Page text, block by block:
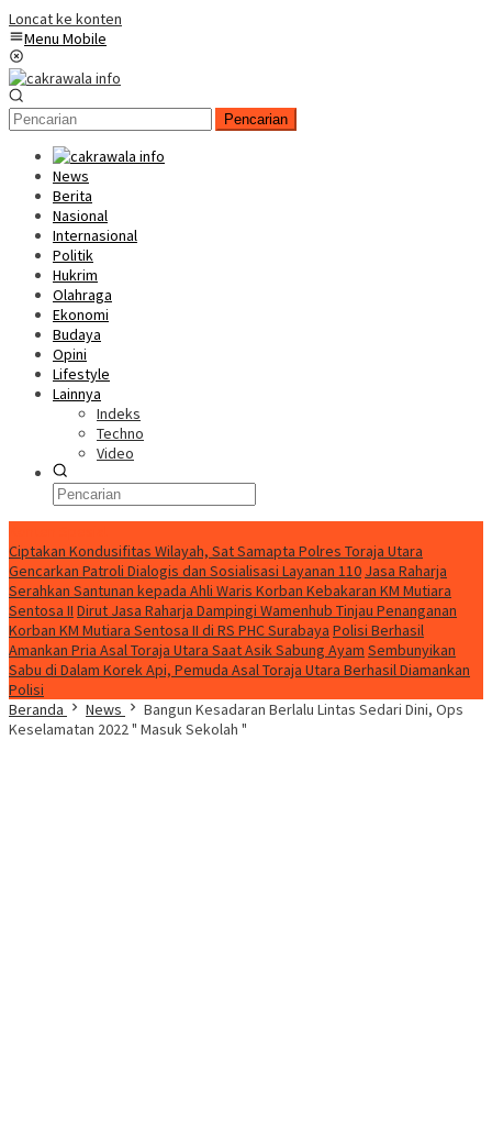
Loncat ke konten
Menu Mobile
Pencarian
News
Berita
Nasional
Internasional
Politik
Hukrim
Olahraga
Ekonomi
Budaya
Opini
Lifestyle
Lainnya
Indeks
Techno
Video
Ciptakan Kondusifitas Wilayah, Sat Samapta Polres Toraja Utara
Gencarkan Patroli Dialogis dan Sosialisasi Layanan 110 Jasa Raharja
Serahkan Santunan kepada Ahli Waris Korban Kebakaran KM Mutiara
Sentosa II Dirut Jasa Raharja Dampingi Wamenhub Tinjau Penanganan
Korban KM Mutiara Sentosa II di RS PHC Surabaya Polisi Berhasil
Amankan Pria Asal Toraja Utara Saat Asik Sabung Ayam Sembunyikan
Sabu di Dalam Korek Api, Pemuda Asal Toraja Utara Berhasil Diamankan
Polisi
Beranda
News
Bangun Kesadaran Berlalu Lintas Sedari Dini, Ops
Keselamatan 2022 " Masuk Sekolah "